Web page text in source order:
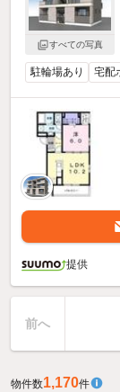
すべての写真
駐輪場あり 宅配
提供
前へ
物件数1,170件